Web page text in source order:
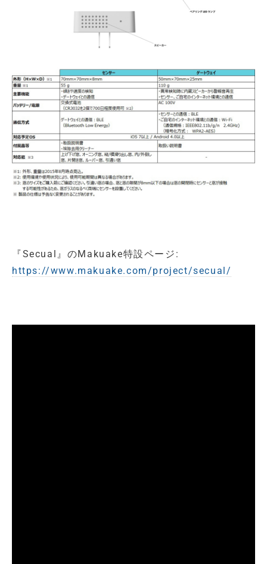
『Secual』のMakuake特設ページ:
https://www.makuake.com/project/secual/